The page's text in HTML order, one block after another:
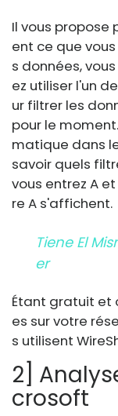
Il vous propose
ent ce que
s données,
ez utiliser l'un
ur filtrer les
pour le
matique dans
savoir quels
vous entrez A
re A s'affichent.
Tiene El
Er
Étant gratuit et
es sur votre
s utilisent
2]
crosoft